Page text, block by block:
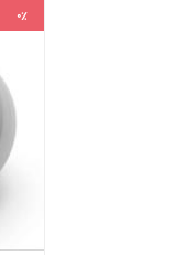
0%